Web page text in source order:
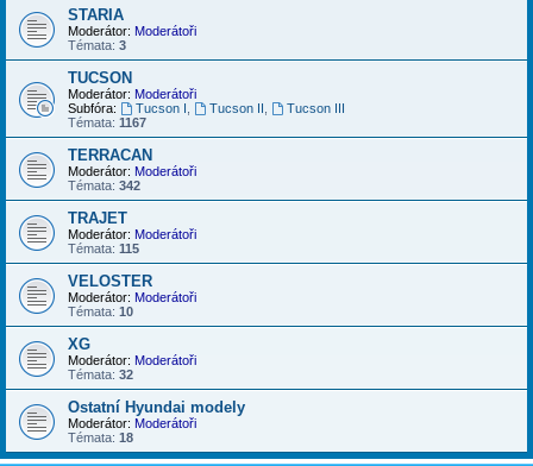
STARIA
Moderátor: Moderátoři
Témata: 3
TUCSON
Moderátor: Moderátoři
Subfóra:
Tucson I Tucson II
Tucson III
Témata: 1167
TERRACAN
Moderátor: Moderátoři
Témata: 342
TRAJET
Moderátor: Moderátoři
Témata: 115
VELOSTER
Moderátor: Moderátoři
Témata: 10
XG
Moderátor: Moderátoři
Témata: 32
Ostatní Hyundai modely
Moderátor: Moderátoři
Témata: 18